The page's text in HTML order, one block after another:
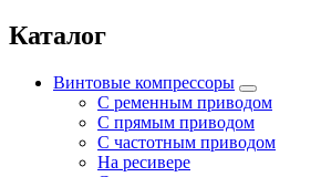
Каталог
Винтовые компрессоры
С ременным приводом
С прямым приводом
С частотным приводом
На ресивере